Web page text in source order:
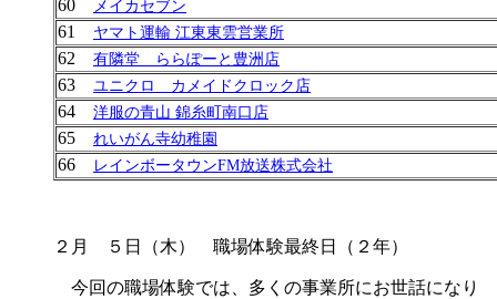
60 メイカセブン
61 ヤマト運輸 江東東雲営業所
62 有隣堂 ららぽーと豊洲店
63 ユニクロ カメイドクロック店
64 洋服の青山 錦糸町南口店
65 れいがん寺幼稚園
66 レインボータウンFM放送株式会社
２月 ５日（木） 職場体験最終日（２年）
今回の職場体験では、多くの事業所にお世話になり